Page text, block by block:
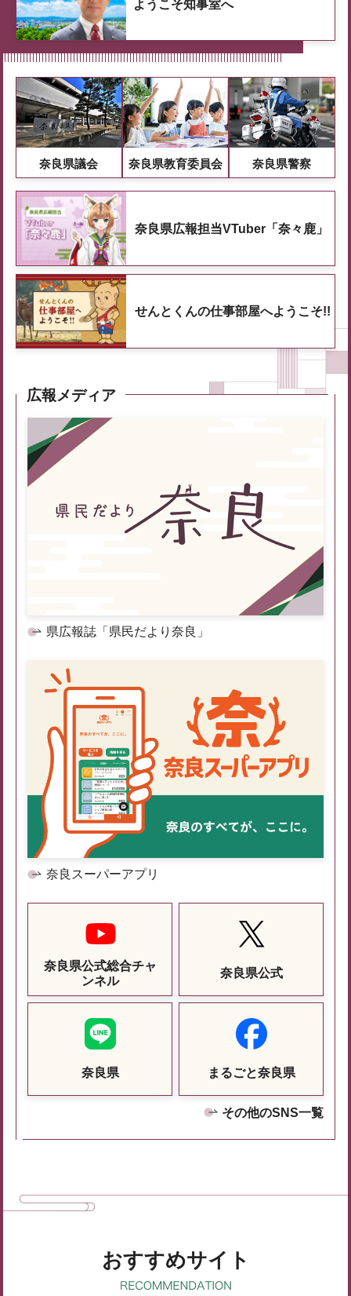
ようこそ知事室へ
奈良県議会 奈良県教育委員会 奈良県警察
奈良県広報担当VTuber「奈々鹿」
せんとくんの仕事部屋へようこそ!!
広報メディア
県広報誌「県民だより奈良」
奈良スーパーアプリ
奈良県公式総合チャ
ンネル
奈良県公式
奈良県 まるごと奈良県
その他のSNS一覧
おすすめサイト